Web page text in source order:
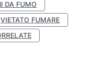
DA FUMO
VIETATO FUMARE